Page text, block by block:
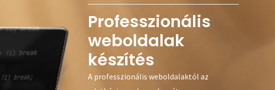
Professzionális
weboldalak
készítés
A professzionális weboldalaktól az